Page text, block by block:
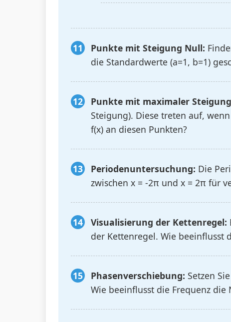
Punkte mit Steigung Null:
die Standardwerte (a=1, b=1)
Punkte mit maximaler
Steigung). Diese treten auf,
f(x) an diesen Punkten?
Periodenuntersuchung: Die
zwischen x = -2π und x = 2π für
Visualisierung der Kettenregel:
der Kettenregel. Wie beeinflusst
Phasenverschiebung: Setzen
Wie beeinflusst die Frequenz die